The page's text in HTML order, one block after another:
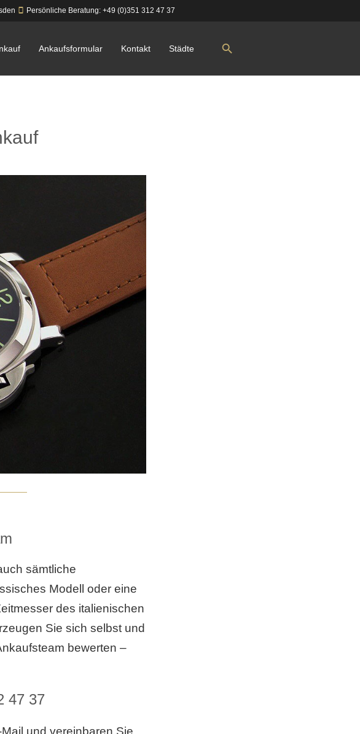
Persönliche Beratung: +49 (0)351 312 47 37
Ankaufsformular Kontakt Städte
sämtliche
Modell oder eine
des italienischen
Sie sich selbst und
bewerten –
47 37